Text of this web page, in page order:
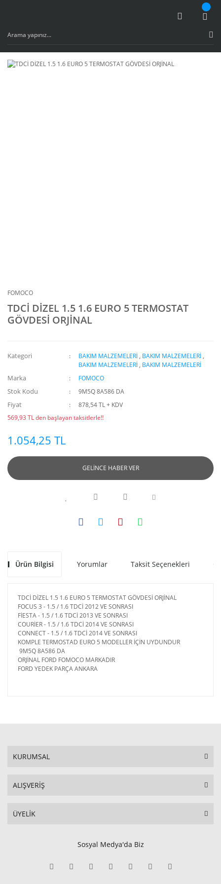
FOMOCO
TDCİ DİZEL 1.5 1.6 EURO 5 TERMOSTAT
GÖVDESİ ORJİNAL
Kategori BAKIM MALZEMELERİ , BAKIM MALZEMELERİ ,
BAKIM MALZEMELERİ , BAKIM MALZEMELERİ
Marka FOMOCO
Stok Kodu 9M5Q 8A586 DA
Fiyat
878,54 TL + KDV
569,93 TL den başlayan taksitlerle!!
1.054,25 TL
GELİNCE HABER VER
Ürün Bilgisi Yorumlar Taksit Seçenekleri
TDCİ DİZEL 1.5 1.6 EURO 5 TERMOSTAT GÖVDESİ ORJİNAL
FOCUS 3 - 1.5 / 1.6 TDCİ 2012 VE SONRASI
FİESTA - 1.5 / 1.6 TDCİ 2013 VE SONRASI
COURİER - 1.5 / 1.6 TDCİ 2014 VE SONRASI
CONNECT - 1.5 / 1.6 TDCİ 2014 VE SONRASI
KOMPLE TERMOSTAD EURO 5 MODELLER İÇİN UYDUNDUR
9M5Q 8A586 DA
ORJİNAL FORD FOMOCO MARKADIR
FORD YEDEK PARÇA ANKARA
KURUMSAL
ALIŞVERİŞ
ÜYELİK
Sosyal Medya'da Biz